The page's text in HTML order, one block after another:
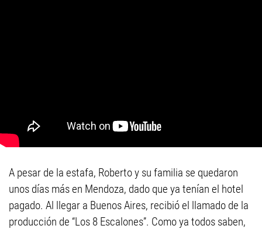
A pesar de la estafa, Roberto y su familia se quedaron
unos días más en Mendoza, dado que ya tenían el hotel
pagado. Al llegar a Buenos Aires, recibió el llamado de la
producción de “Los 8 Escalones”. Como ya todos saben,